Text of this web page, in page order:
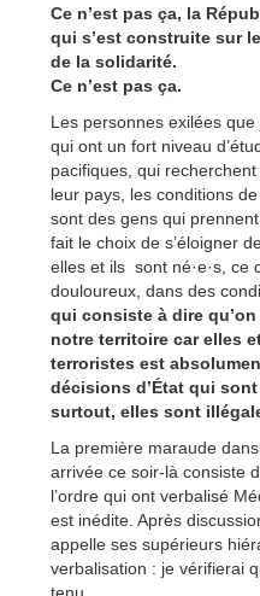
Ce n’est pas ça, la
qui s’est construite sur
de la solidarité.
Ce n’est pas ça.
Les personnes exilées
qui ont un fort niveau
pacifiques, qui
leur pays, les conditions
sont des gens qui
fait le choix de s’éloigner
elles et ils sont né·e·s, ce
douloureux, dans des
qui consiste à dire
notre territoire car elles
terroristes est
décisions d’État qui
surtout, elles sont
La première maraude
arrivée ce soir-là consiste
l’ordre qui ont verbalisé
est inédite. Après
appelle ses supérieurs
verbalisation : je vérifierai
tenu.